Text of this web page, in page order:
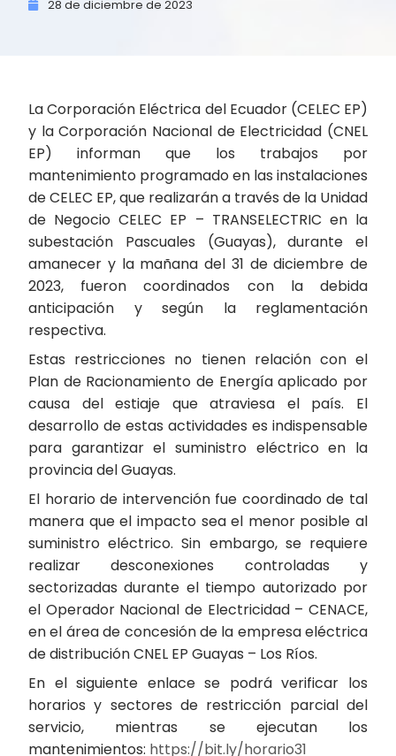
28 de diciembre de 2023
La Corporación Eléctrica del Ecuador (CELEC EP)
y la Corporación Nacional de Electricidad (CNEL
EP) informan que los trabajos por
mantenimiento programado en las instalaciones
de CELEC EP, que realizarán a través de la Unidad
de Negocio CELEC EP – TRANSELECTRIC en la
subestación Pascuales (Guayas), durante el
amanecer y la mañana del 31 de diciembre de
2023, fueron coordinados con la debida
anticipación y según la reglamentación
respectiva.
Estas restricciones no tienen relación con el
Plan de Racionamiento de Energía aplicado por
causa del estiaje que atraviesa el país. El
desarrollo de estas actividades es indispensable
para garantizar el suministro eléctrico en la
provincia del Guayas.
El horario de intervención fue coordinado de tal
manera que el impacto sea el menor posible al
suministro eléctrico. Sin embargo, se requiere
realizar desconexiones controladas y
sectorizadas durante el tiempo autorizado por
el Operador Nacional de Electricidad – CENACE,
en el área de concesión de la empresa eléctrica
de distribución CNEL EP Guayas – Los Ríos.
En el siguiente enlace se podrá verificar los
horarios y sectores de restricción parcial del
servicio, mientras se ejecutan los
mantenimientos: https://bit.ly/horario31